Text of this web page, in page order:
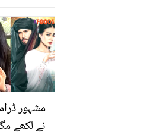
کی
جو
سکتی ہیں
مشہور
نے لکھے